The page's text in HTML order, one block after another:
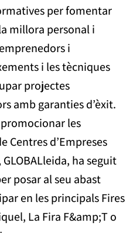
per fomentar
millora personal i
i
i les tècniques
projectes
amb garanties d’èxit.
les
Centres d’Empreses
ha seguit
posar al seu abast
en les principals Fires
La Fira F&amp;T o